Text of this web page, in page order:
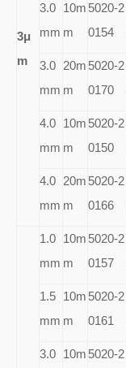
3μ
m
3.0
mm
10m
m
5020-2
0154
3.0
mm
20m
m
5020-2
0170
4.0
mm
10m
m
5020-2
0150
4.0
mm
20m
m
5020-2
0166
1.0
mm
10m
m
5020-2
0157
1.5
mm
10m
m
5020-2
0161
3.0
10m 5020-2